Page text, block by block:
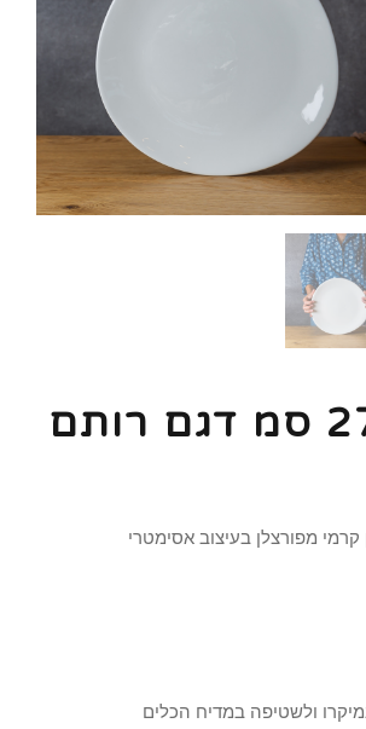
מפורצלן בעיצוב אסימטרי
ולשטיפה במדיח הכלים